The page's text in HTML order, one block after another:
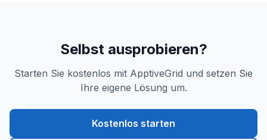
Selbst ausprobieren?
Starten Sie kostenlos mit ApptiveGrid und setzen Sie
Ihre eigene Lösung um.
Kostenlos starten